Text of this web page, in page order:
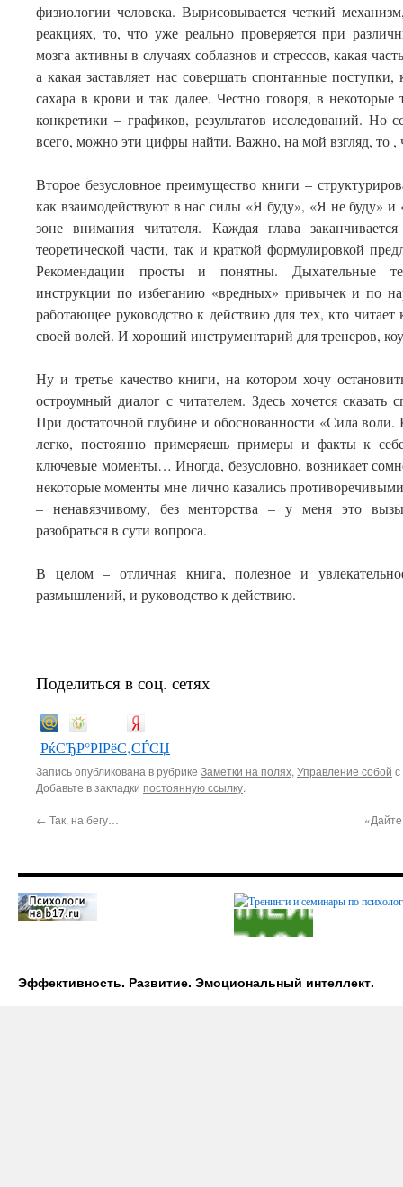
физиологии человека. Вырисовывается четкий
реакциях, то, что уже реально проверяется при
мозга активны в случаях соблазнов и стрессов, какая
а какая заставляет нас совершать спонтанные
сахара в крови и так далее. Честно говоря, в
конкретики – графиков, результатов исследований. Но
всего, можно эти цифры найти. Важно, на мой взгляд, то ,
Второе безусловное преимущество книги –
как взаимодействуют в нас силы «Я буду», «Я не буду»
зоне внимания читателя. Каждая глава
теоретической части, так и краткой формулировкой
Рекомендации просты и понятны. Дыхательные
инструкции по избеганию «вредных» привычек и по
работающее руководство к действию для тех, кто
своей волей. И хороший инструментарий для тренеров,
Ну и третье качество книги, на котором хочу
остроумный диалог с читателем. Здесь хочется сказать
При достаточной глубине и обоснованности «Сила воли.
легко, постоянно примеряешь примеры и факты к
ключевые моменты… Иногда, безусловно, возникает
некоторые моменты мне лично казались
– ненавязчивому, без менторства – у меня это
разобраться в сути вопроса.
В целом – отличная книга, полезное и
размышлений, и руководство к действию.
Поделиться в соц. сетях
РќСЂР°РІРёС‚СЃСЏ
Запись опубликована в рубрике Заметки на полях, Управление собой
Добавьте в закладки постоянную ссылку.
← Так, на бегу…
Эффективность. Развитие. Эмоциональный интеллект.